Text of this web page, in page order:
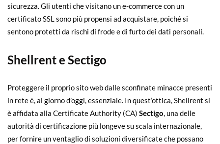
sicurezza. Gli utenti che visitano un e-commerce con un
certificato SSL sono più propensi ad acquistare, poiché si
sentono protetti da rischi di frode e di furto dei dati personali.
Shellrent e Sectigo
Proteggere il proprio sito web dalle sconfinate minacce presenti
in rete è, al giorno d’oggi, essenziale. In quest’ottica, Shellrent si
è affidata alla Certificate Authority (CA) Sectigo, una delle
autorità di certificazione più longeve su scala internazionale,
per fornire un ventaglio di soluzioni diversificate che possano